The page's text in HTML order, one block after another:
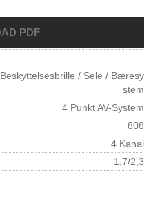
Beskyttelsesbrille / Sele / Bæresy
stem
4 Punkt AV-System
808
4 Kanal
1,7/2,3